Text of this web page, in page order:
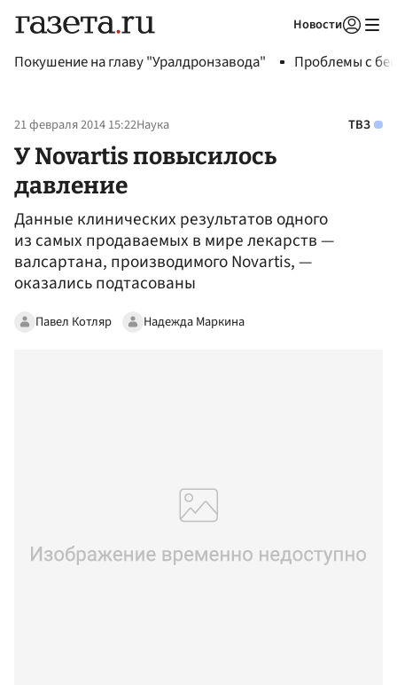
Новости
Покушение на главу "Уралдронзавода" Проблемы с
21 февраля 2014 15:22Наука ТВЗ
У Novartis повысилось
давление
Данные клинических результатов одного
из самых продаваемых в мире лекарств —
валсартана, производимого Novartis, —
оказались подтасованы
Павел Котляр Надежда Маркина